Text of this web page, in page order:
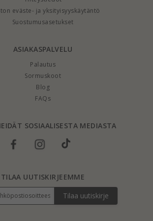
eväste- ja yksityisyyskäytäntö
Suostumusasetukset
ASIAKASPALVELU
Palautus
Sormuskoot
Blog
FAQs
SOSIAALISESTA MEDIASTA
TILAA UUTISKIRJEEMME
Tilaa uutiskirje